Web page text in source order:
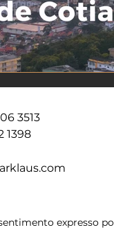
3513
1398
expresso